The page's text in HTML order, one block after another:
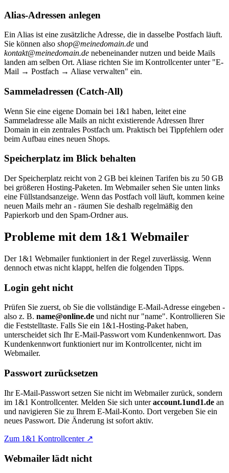
Alias-Adressen anlegen
Ein Alias ist eine zusätzliche Adresse, die in dasselbe Postfach läuft.
Sie können also shop@meinedomain.de und
kontakt@meinedomain.de nebeneinander nutzen und beide Mails
landen am selben Ort. Aliase richten Sie im Kontrollcenter unter "E-
Mail → Postfach → Aliase verwalten" ein.
Sammeladressen (Catch-All)
Wenn Sie eine eigene Domain bei 1&1 haben, leitet eine
Sammeladresse alle Mails an nicht existierende Adressen Ihrer
Domain in ein zentrales Postfach um. Praktisch bei Tippfehlern oder
beim Aufbau eines neuen Shops.
Speicherplatz im Blick behalten
Der Speicherplatz reicht von 2 GB bei kleinen Tarifen bis zu 50 GB
bei größeren Hosting-Paketen. Im Webmailer sehen Sie unten links
eine Füllstandsanzeige. Wenn das Postfach voll läuft, kommen keine
neuen Mails mehr an - räumen Sie deshalb regelmäßig den
Papierkorb und den Spam-Ordner aus.
Probleme mit dem 1&1 Webmailer
Der 1&1 Webmailer funktioniert in der Regel zuverlässig. Wenn
dennoch etwas nicht klappt, helfen die folgenden Tipps.
Login geht nicht
Prüfen Sie zuerst, ob Sie die vollständige E-Mail-Adresse eingeben -
also z. B. name@online.de und nicht nur "name". Kontrollieren Sie
die Feststelltaste. Falls Sie ein 1&1-Hosting-Paket haben,
unterscheidet sich Ihr E-Mail-Passwort vom Kundenkennwort. Das
Kundenkennwort funktioniert nur im Kontrollcenter, nicht im
Webmailer.
Passwort zurücksetzen
Ihr E-Mail-Passwort setzen Sie nicht im Webmailer zurück, sondern
im 1&1 Kontrollcenter. Melden Sie sich unteraccount.1und1.de an
und navigieren Sie zu Ihrem E-Mail-Konto. Dort vergeben Sie ein
neues Passwort. Die Änderung ist sofort aktiv.
Zum 1&1 Kontrollcenter ↗
Webmailer lädt nicht